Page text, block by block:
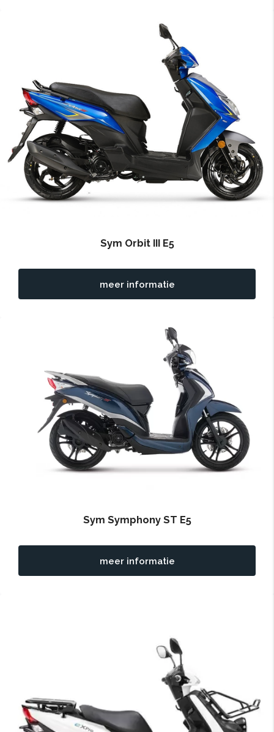
Sym Orbit III E5
meer informatie
Sym Symphony ST E5
meer informatie